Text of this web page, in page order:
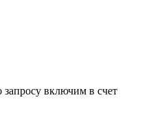
включим в счет